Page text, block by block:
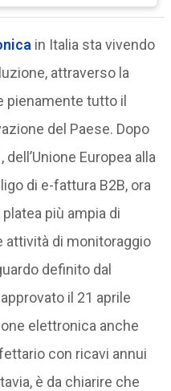
in Italia sta vivendo
attraverso la
pienamente tutto il
del Paese. Dopo
Europea alla
di e-fattura B2B, ora
più ampia di
attività di monitoraggio
definito dal
il 21 aprile
elettronica anche
con ricavi annui
è da chiarire che